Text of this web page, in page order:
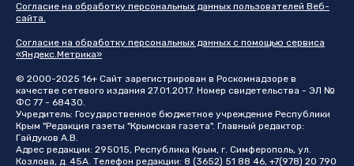
Согласие на обработку персональных данных пользователей Веб-
сайта.
Согласие на обработку персональных данных с помощью сервиса
«Яндекс.Метрика»
© 2000-2025 16+ Сайт зарегистрирован в Роскомнадзоре в
качестве сетевого издания 27.01.2017. Номер свидетельства - ЭЛ №
ФС 77 - 68430.
Учредитель: Государственное бюджетное учреждение Республики
Крым "Редакция газеты "Крымская газета". Главный редактор:
Гайдуков А.В.
Адрес редакции: 295015, Республика Крым, г. Симферополь, ул.
Козлова, д. 45А. Телефон редакции: 8 (3652) 51 88 46, +7(978) 20 790